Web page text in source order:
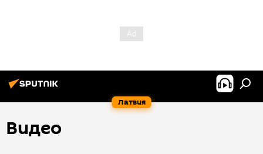
Латвия
Видео